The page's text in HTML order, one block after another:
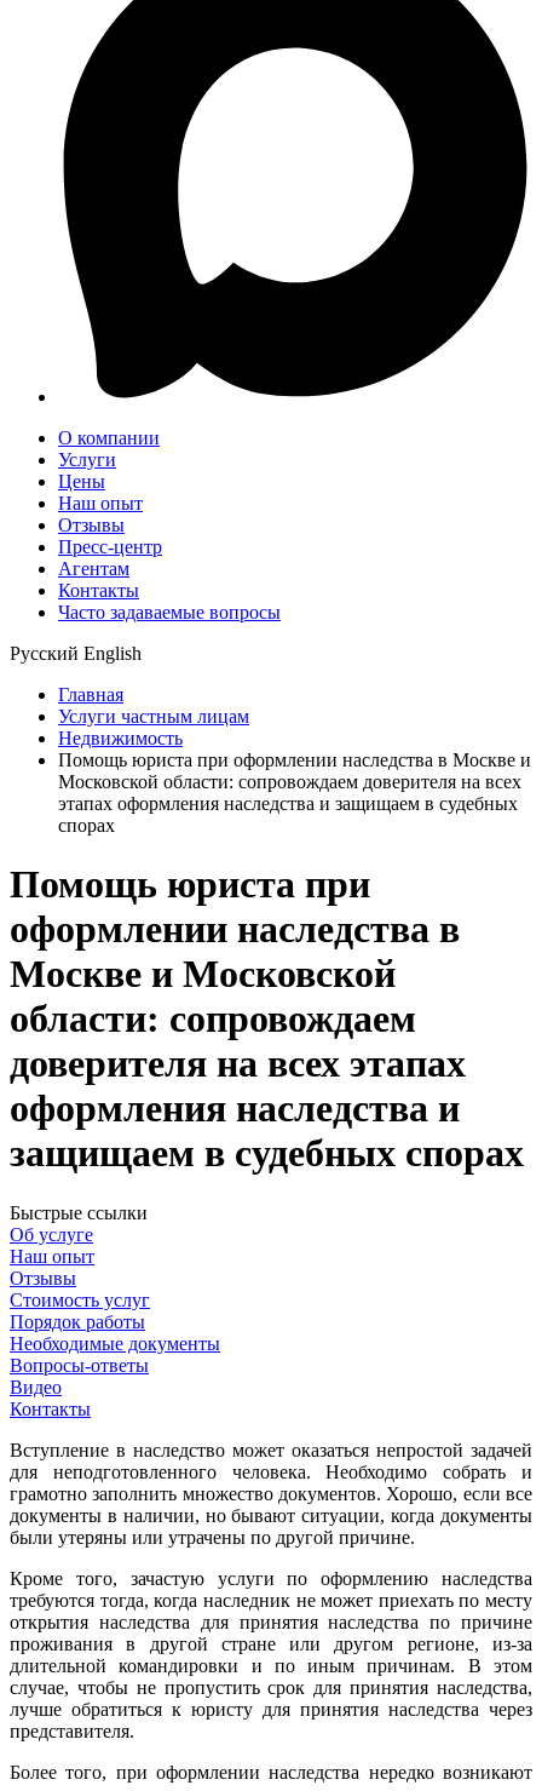
О компании
Услуги
Цены
Наш опыт
Отзывы
Пресс-центр
Агентам
Контакты
Часто задаваемые вопросы
Русский English
Главная
Услуги частным лицам
Недвижимость
Помощь юриста при оформлении наследства в Москве и
Московской области: сопровождаем доверителя на всех
этапах оформления наследства и защищаем в судебных
спорах
Помощь юриста при
оформлении наследства в
Москве и Московской
области: сопровождаем
доверителя на всех этапах
оформления наследства и
защищаем в судебных спорах
Быстрые ссылки
Об услуге
Наш опыт
Отзывы
Стоимость услуг
Порядок работы
Необходимые документы
Вопросы-ответы
Видео
Контакты
Вступление в наследство может оказаться непростой задачей
для неподготовленного человека. Необходимо собрать и
грамотно заполнить множество документов. Хорошо, если все
документы в наличии, но бывают ситуации, когда документы
были утеряны или утрачены по другой причине.
Кроме того, зачастую услуги по оформлению наследства
требуются тогда, когда наследник не может приехать по месту
открытия наследства для принятия наследства по причине
проживания в другой стране или другом регионе, из-за
длительной командировки и по иным причинам. В этом
случае, чтобы не пропустить срок для принятия наследства,
лучше обратиться к юристу для принятия наследства через
представителя.
Более того, при оформлении наследства нередко возникают